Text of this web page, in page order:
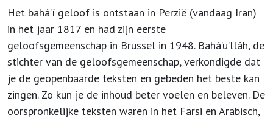
Het bahá’í geloof is ontstaan in Perzië (vandaag Iran)
in het jaar 1817 en had zijn eerste
geloofsgemeenschap in Brussel in 1948. Bahá’u’lláh, de
stichter van de geloofsgemeenschap, verkondigde dat
je de geopenbaarde teksten en gebeden het beste kan
zingen. Zo kun je de inhoud beter voelen en beleven. De
oorspronkelijke teksten waren in het Farsi en Arabisch,